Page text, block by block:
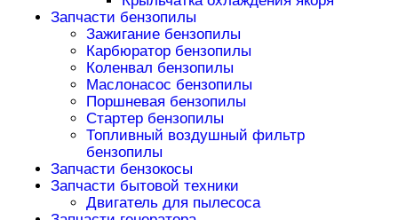
Запчасти бензопилы
Зажигание бензопилы
Карбюратор бензопилы
Коленвал бензопилы
Маслонасос бензопилы
Поршневая бензопилы
Стартер бензопилы
Топливный воздушный фильтр
бензопилы
Запчасти бензокосы
Запчасти бытовой техники
Двигатель для пылесоса